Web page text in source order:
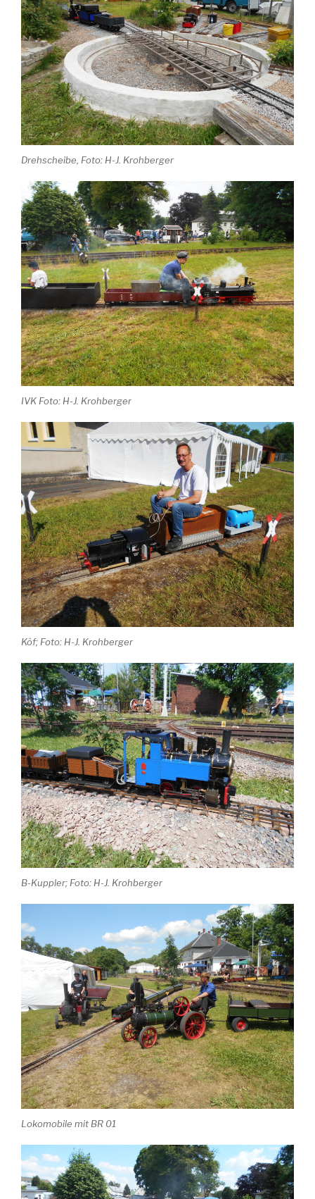
Drehscheibe, Foto: H-J. Krohberger
IVK Foto: H-J. Krohberger
Köf; Foto: H-J. Krohberger
B-Kuppler; Foto: H-J. Krohberger
Lokomobile mit BR 01